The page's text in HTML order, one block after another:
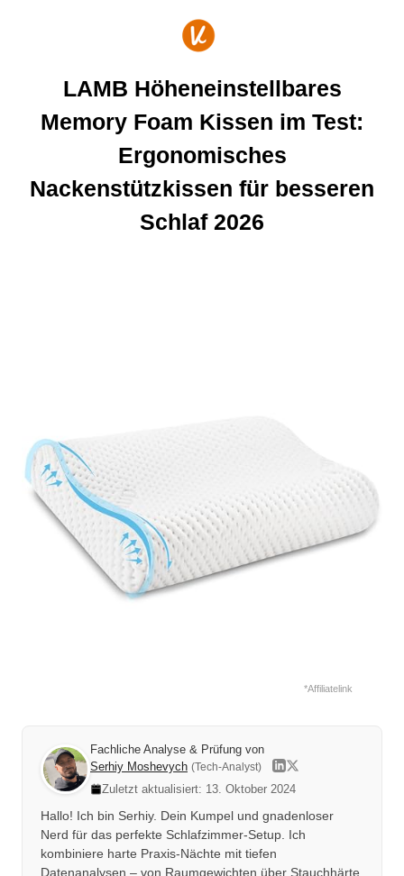
LAMB Höheneinstellbares
Memory Foam Kissen im Test:
Ergonomisches
Nackenstützkissen für besseren
Schlaf 2026
*Affiliatelink
Fachliche Analyse & Prüfung von
Serhiy Moshevych (Tech-Analyst)
Zuletzt aktualisiert: 13. Oktober 2024
Hallo! Ich bin Serhiy. Dein Kumpel und gnadenloser
Nerd für das perfekte Schlafzimmer-Setup. Ich
kombiniere harte Praxis-Nächte mit tiefen
Datenanalysen – von Raumgewichten über Stauchhärte